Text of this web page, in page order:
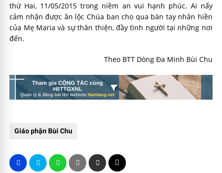
thứ Hai, 11/05/2015 trong niềm an vui hạnh phúc. Ai nấy
cảm nhận được ân lộc Chúa ban cho qua bàn tay nhân hiền
của Mẹ Maria và sự thân thiện, đầy tình người tại những nơi
đến.
Theo BTT Dòng Đa Minh Bùi Chu
Giáo phận Bùi Chu